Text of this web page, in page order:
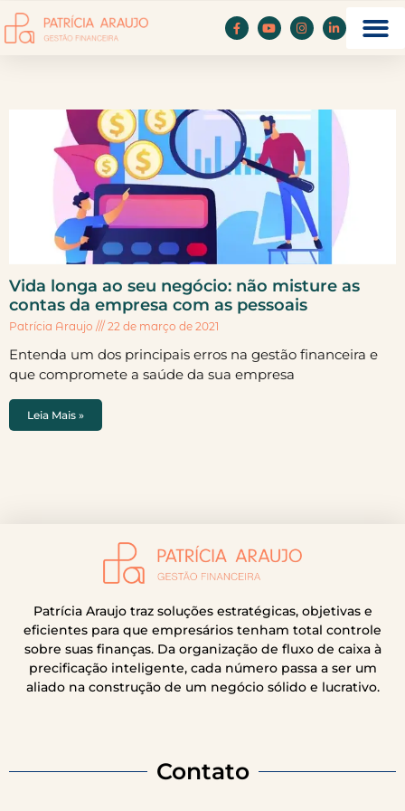
Vida longa ao seu negócio: não misture as
contas da empresa com as pessoais
Patrícia Araujo 22 de março de 2021
Entenda um dos principais erros na gestão financeira e
que compromete a saúde da sua empresa
Leia Mais »
Patrícia Araujo traz soluções estratégicas, objetivas e
eficientes para que empresários tenham total controle
sobre suas finanças. Da organização de fluxo de caixa à
precificação inteligente, cada número passa a ser um
aliado na construção de um negócio sólido e lucrativo.
Contato